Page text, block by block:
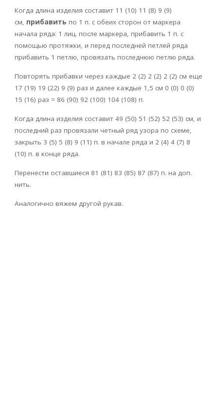
Когда длина изделия составит 11 (10) 11 (8) 9 (9)
см, прибавить по 1 п. с обеих сторон от маркера
начала ряда: 1 лиц. после маркера, прибавить 1 п. с
помощью протяжки, и перед последней петлей ряда
прибавить 1 петлю, провязать последнюю петлю ряда.
Повторять прибавки через каждые 2 (2) 2 (2) 2 (2) см еще
17 (19) 19 (22) 9 (9) раз и далее каждые 1,5 см 0 (0) 0 (0)
15 (16) раз = 86 (90) 92 (100) 104 (108) п.
Когда длина изделия составит 49 (50) 51 (52) 52 (53) см, и
последний раз провязали четный ряд узора по схеме,
закрыть 3 (5) 5 (8) 9 (11) п. в начале ряда и 2 (4) 4 (7) 8
(10) п. в конце ряда.
Перенести оставшиеся 81 (81) 83 (85) 87 (87) п. на доп.
нить.
Аналогично вяжем другой рукав.